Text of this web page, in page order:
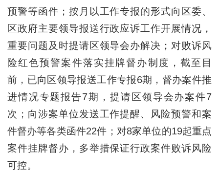
预警等函件；按月以工作专报的形式向区委、
区政府主要领导报送行政应诉工作开展情况，
重要问题及时提请区领导会办解决；对败诉风
险红色预警案件落实挂牌督办制度，截至目
前，已向区领导报送工作专报6期，督办案件推
进情况专题报告7期，提请区领导会办案件7
次；向涉案单位发送工作提醒、风险预警和案
件督办等各类函件22件；对8家单位的19起重点
案件挂牌督办，多举措保证行政案件败诉风险
可控。